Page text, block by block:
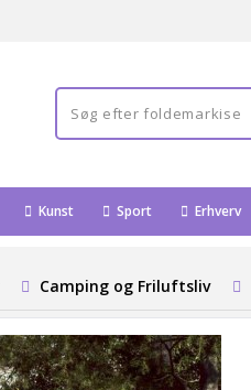
Kunst Sport Erhverv
Camping og Friluftsliv